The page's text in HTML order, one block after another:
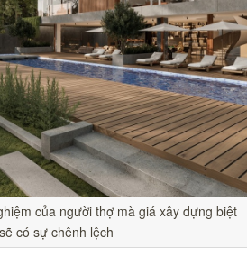
của người thợ mà giá xây dựng biệt
có sự chênh lệch